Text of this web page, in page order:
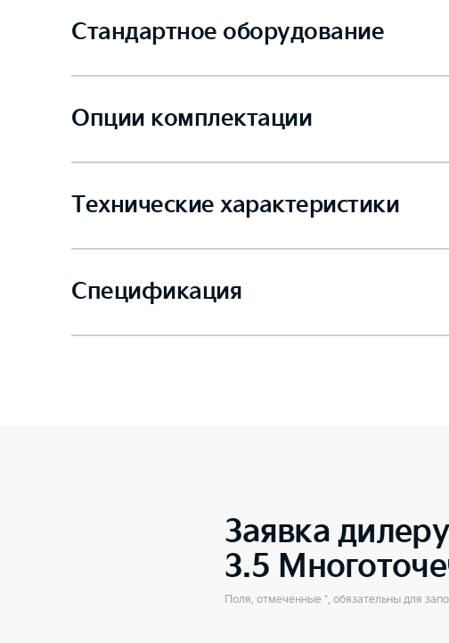
Стандартное оборудование
Опции комплектации
Технические характеристики
Спецификация
Заявка
3.5
Поля, отмеченные *, обязательны для